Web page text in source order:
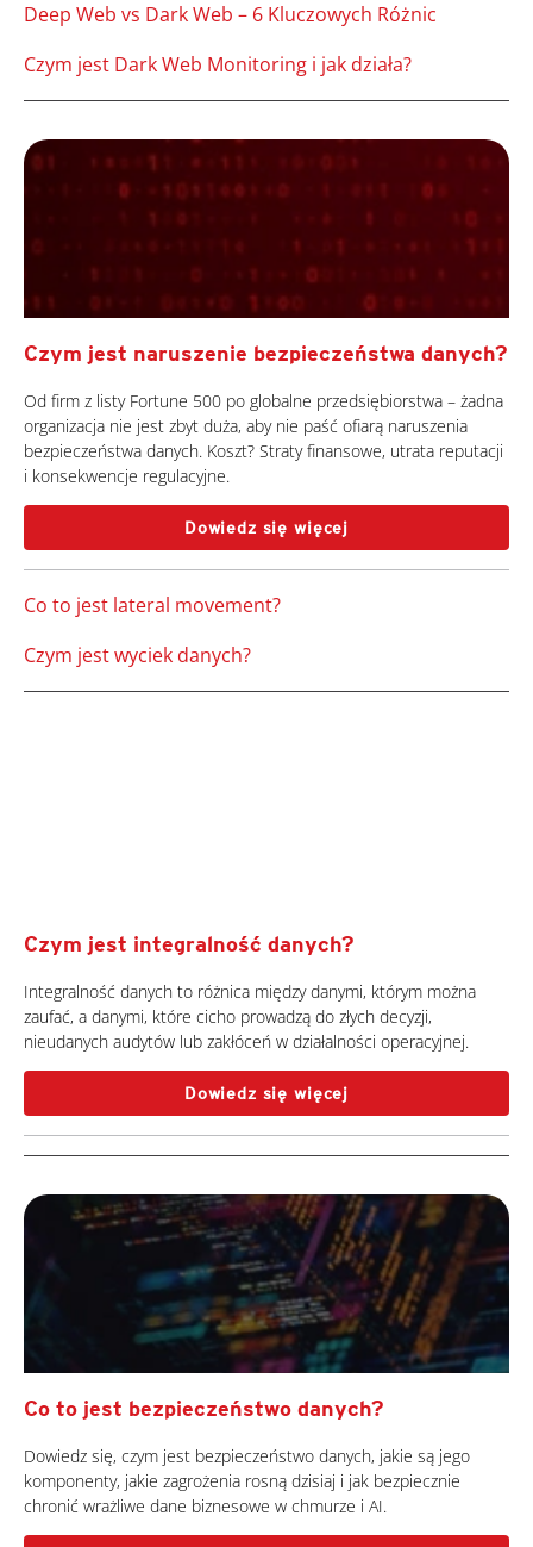
Deep Web vs Dark Web – 6 Kluczowych Różnic
Czym jest Dark Web Monitoring i jak działa?
Czym jest naruszenie bezpieczeństwa danych?
Od firm z listy Fortune 500 po globalne przedsiębiorstwa – żadna
organizacja nie jest zbyt duża, aby nie paść ofiarą naruszenia
bezpieczeństwa danych. Koszt? Straty finansowe, utrata reputacji
i konsekwencje regulacyjne.
Dowiedz się więcej
Co to jest lateral movement?
Czym jest wyciek danych?
Czym jest integralność danych?
Integralność danych to różnica między danymi, którym można
zaufać, a danymi, które cicho prowadzą do złych decyzji,
nieudanych audytów lub zakłóceń w działalności operacyjnej.
Dowiedz się więcej
Co to jest bezpieczeństwo danych?
Dowiedz się, czym jest bezpieczeństwo danych, jakie są jego
komponenty, jakie zagrożenia rosną dzisiaj i jak bezpiecznie
chronić wrażliwe dane biznesowe w chmurze i AI.